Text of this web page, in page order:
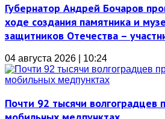
Губернатор Андрей Бочаров
ходе создания памятника и
защитников Отечества –
04 августа 2026 | 10:24
Почти 92 тысячи